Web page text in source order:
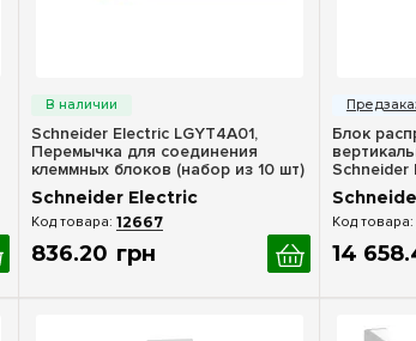
Schneider Electric LGYT4A01,
Перемычка для соединения
клеммных блоков (набор из 10 шт)
Schneider Electric
12667
836.20 грн
Блок
Schneider
14 658.